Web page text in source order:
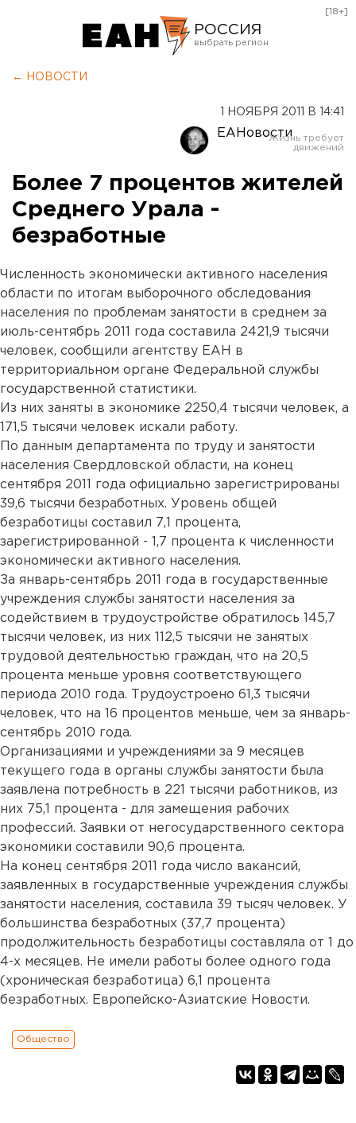
РОССИЯ
Оренбург
[18+]
← НОВОСТИ
1 НОЯБРЯ 2011 В 14:41
ЕАНовости
Более 7 процентов жителей
Среднего Урала -
безработные
Численность экономически активного населения
области по итогам выборочного обследования
населения по проблемам занятости в среднем за
июль-сентябрь 2011 года составила 2421,9 тысячи
человек, сообщили агентству ЕАН в
территориальном органе Федеральной службы
государственной статистики.
Из них заняты в экономике 2250,4 тысячи человек, а
171,5 тысячи человек искали работу.
По данным департамента по труду и занятости
населения Свердловской области, на конец
сентября 2011 года официально зарегистрированы
39,6 тысячи безработных. Уровень общей
безработицы составил 7,1 процента,
зарегистрированной - 1,7 процента к численности
экономически активного населения.
За январь-сентябрь 2011 года в государственные
учреждения службы занятости населения за
содействием в трудоустройстве обратилось 145,7
тысячи человек, из них 112,5 тысячи не занятых
трудовой деятельностью граждан, что на 20,5
процента меньше уровня соответствующего
периода 2010 года. Трудоустроено 61,3 тысячи
человек, что на 16 процентов меньше, чем за январь-
сентябрь 2010 года.
Организациями и учреждениями за 9 месяцев
текущего года в органы службы занятости была
заявлена потребность в 221 тысячи работников, из
них 75,1 процента - для замещения рабочих
профессий. Заявки от негосударственного сектора
экономики составили 90,6 процента.
На конец сентября 2011 года число вакансий,
заявленных в государственные учреждения службы
занятости населения, составила 39 тысяч человек. У
большинства безработных (37,7 процента)
продолжительность безработицы составляла от 1 до
4-х месяцев. Не имели работы более одного года
(хроническая безработица) 6,1 процента
безработных. Европейско-Азиатские Новости.
Общество